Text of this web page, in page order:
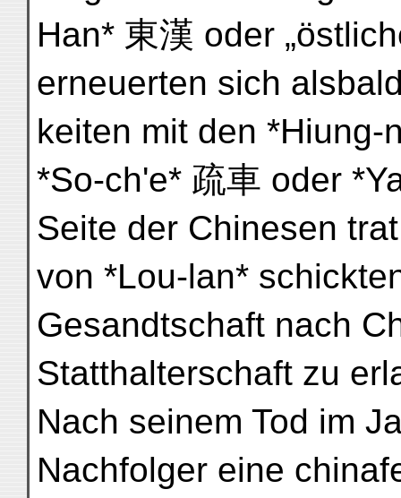
Han* 東漢 oder
erneuerten sich
keiten mit den *Hiung-
*So-ch'e* 疏車 oder
Seite der Chinesen
von *Lou-lan*
Gesandtschaft nach
Statthalterschaft zu
Nach seinem Tod im
Nachfolger eine